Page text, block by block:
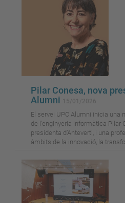
Pilar Conesa, nova
Alumni
El servei UPC Alumni inicia una
de l'enginyeria informàtica Pilar
presidenta d’Anteverti, i una
àmbits de la innovació, la